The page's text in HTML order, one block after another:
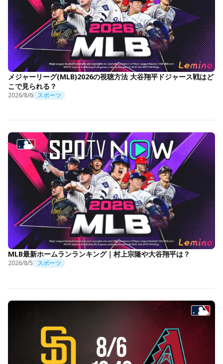
メジャーリーグ(MLB)2026の視聴方法 大谷翔平ドジャース戦はど
こで見られる？
2026/8/6 スポーツ
MLB最新ホームランランキング｜村上宗隆や大谷翔平は？
2026/8/5 スポーツ